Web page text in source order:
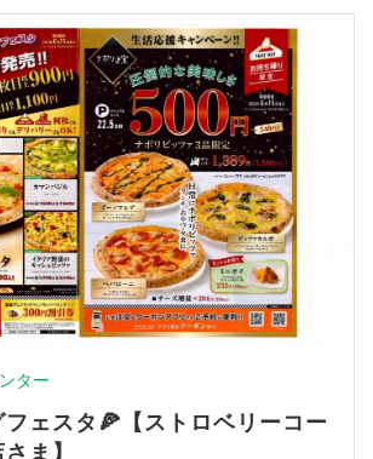
ター
ェスタ🍕【ストロベリーコー
ま】